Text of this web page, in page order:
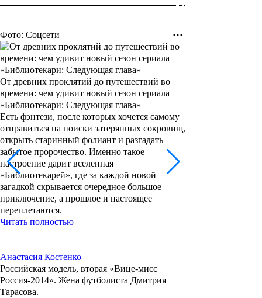
Фото: Соцсети
От древних проклятий до путешествий во
времени: чем удивит новый сезон сериала
«Библиотекари: Следующая глава»
Есть фэнтези, после которых хочется самому
отправиться на поиски затерянных сокровищ,
открыть старинный фолиант и разгадать
забытое пророчество. Именно такое
настроение дарит вселенная
«Библиотекарей», где за каждой новой
загадкой скрывается очередное большое
приключение, а прошлое и настоящее
переплетаются.
Читать полностью
Анастасия Костенко
Российская модель, вторая «Вице-мисс
Россия-2014». Жена футболиста Дмитрия
Тарасова.